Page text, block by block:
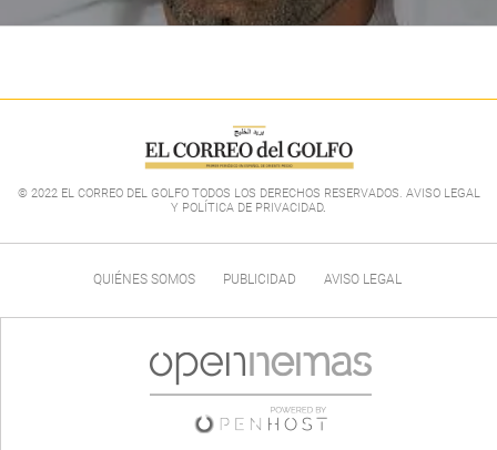
© 2022 EL CORREO DEL GOLFO TODOS LOS DERECHOS RESERVADOS. AVISO LEGAL
Y POLÍTICA DE PRIVACIDAD.
QUIÉNES SOMOS PUBLICIDAD AVISO LEGAL